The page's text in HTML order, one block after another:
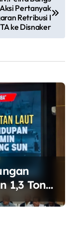
Pertanyak
Retribusi I
ke Disnaker
1,3 Ton